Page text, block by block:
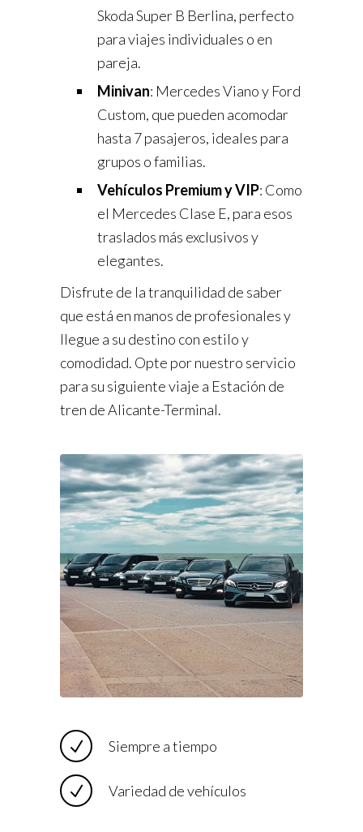
Skoda Super B Berlina, perfecto
para viajes individuales o en
pareja.
Minivan: Mercedes Viano y Ford
Custom, que pueden acomodar
hasta 7 pasajeros, ideales para
grupos o familias.
Vehículos Premium y VIP: Como
el Mercedes Clase E, para esos
traslados más exclusivos y
elegantes.
Disfrute de la tranquilidad de saber
que está en manos de profesionales y
llegue a su destino con estilo y
comodidad. Opte por nuestro servicio
para su siguiente viaje a Estación de
tren de Alicante-Terminal.
Siempre a tiempo
Variedad de vehículos